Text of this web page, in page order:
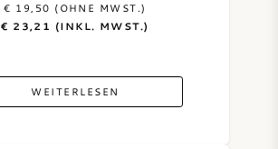
€ 19,50 (OHNE MWST.)
€ 23,21 (INKL. MWST.)
WEITERLESEN